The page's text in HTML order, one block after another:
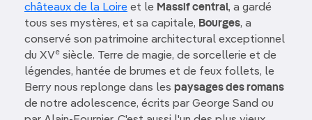
châteaux de la Loire et le Massif central, a gardé
tous ses mystères, et sa capitale, Bourges, a
conservé son patrimoine architectural exceptionnel
du XVe siècle. Terre de magie, de sorcellerie et de
légendes, hantée de brumes et de feux follets, le
Berry nous replonge dans les paysages des romans
de notre adolescence, écrits par George Sand ou